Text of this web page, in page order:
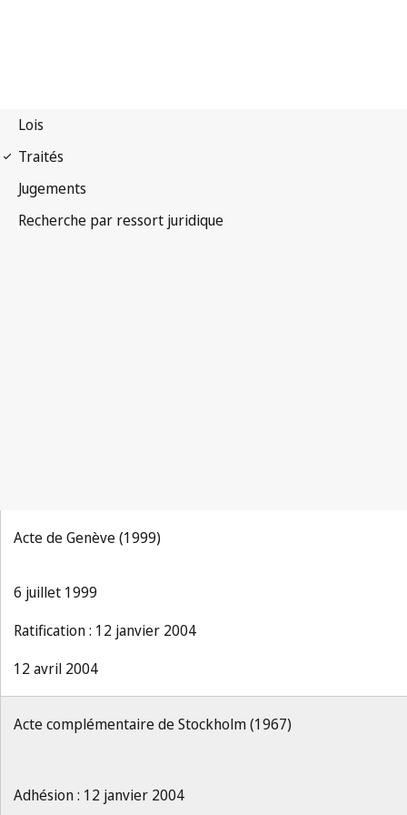
Acte de Genève (1999)
6 juillet 1999
Ratification : 12 janvier 2004
12 avril 2004
Acte complémentaire de Stockholm (1967)
Adhésion : 12 janvier 2004